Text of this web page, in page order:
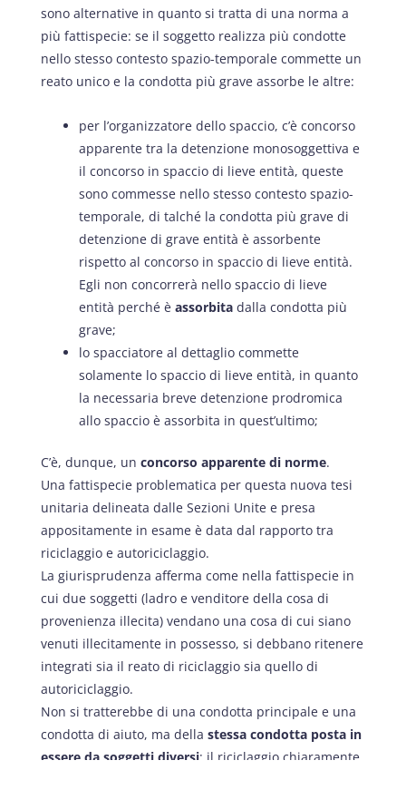
sono alternative in quanto si tratta di una norma a
più fattispecie: se il soggetto realizza più condotte
nello stesso contesto spazio-temporale commette un
reato unico e la condotta più grave assorbe le altre:
per l’organizzatore dello spaccio, c’è concorso
apparente tra la detenzione monosoggettiva e
il concorso in spaccio di lieve entità, queste
sono commesse nello stesso contesto spazio-
temporale, di talché la condotta più grave di
detenzione di grave entità è assorbente
rispetto al concorso in spaccio di lieve entità.
Egli non concorrerà nello spaccio di lieve
entità perché è assorbitadalla condotta più
grave;
lo spacciatore al dettaglio commette
solamente lo spaccio di lieve entità, in quanto
la necessaria breve detenzione prodromica
allo spaccio è assorbita in quest’ultimo;
C’è, dunque, un concorso apparente di norme.
Una fattispecie problematica per questa nuova tesi
unitaria delineata dalle Sezioni Unite e presa
appositamente in esame è data dal rapporto tra
riciclaggio e autoriciclaggio.
La giurisprudenza afferma come nella fattispecie in
cui due soggetti (ladro e venditore della cosa di
provenienza illecita) vendano una cosa di cui siano
venuti illecitamente in possesso, si debbano ritenere
integrati sia il reato di riciclaggio sia quello di
autoriciclaggio.
Non si tratterebbe di una condotta principale e una
condotta di aiuto, ma della stessa condotta posta in
essere da soggetti diversi: il riciclaggio chiaramente